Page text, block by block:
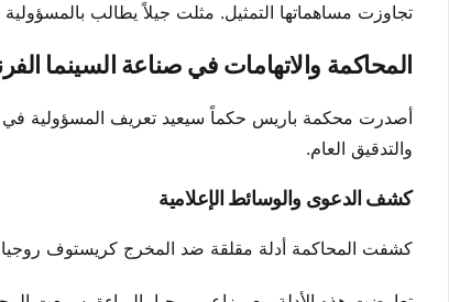
تجاوزت مساهماتها التمثيل. مثلت جيلاً يطالب
المحاكمة والاتهامات في صناعة السينما
والتدقيق العام.
كشف الدعوى والوسائط الإعلامية
كشفت المحاكمة أدلة مقلقة ضد المخرج كريستوف